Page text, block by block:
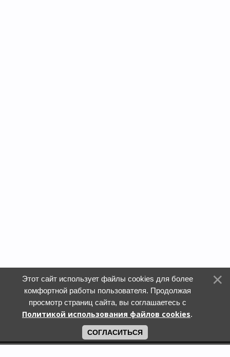
Этот сайт использует файлы cookies для более
комфортной работы пользователя. Продолжая
просмотр страниц сайта, вы соглашаетесь с
Политикой использования файлов cookies.
СОГЛАСИТЬСЯ